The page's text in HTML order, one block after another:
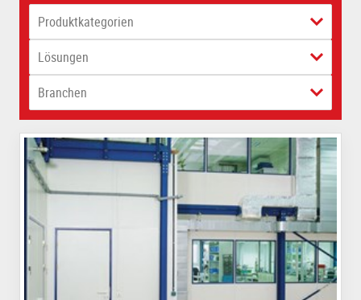
Produktkategorien
Lösungen
Branchen